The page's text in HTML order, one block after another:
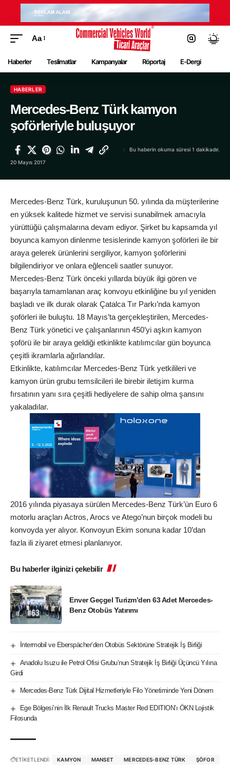
Aa
Haberler Teslimatlar Kampanyalar Röportaj E-Dergi
HABERLER
Mercedes-Benz Türk kamyon
şoförleriyle buluşuyor
20 Mayıs 2017
Bu haberin okuma süresi 1 dakikadır.
Mercedes-Benz Türk, kuruluşunun 50. yılında da müşterilerine
en yüksek kalitede hizmet ve servisi sunabilmek amacıyla
yürüttüğü çalışmalarına devam ediyor. Şirket bu kapsamda yıl
boyunca kamyon dinlenme tesislerinde kamyon şoförleri ile bir
araya gelerek ürünlerini sergiliyor, kamyon şoförlerini
bilgilendiriyor ve onlara eğlenceli saatler sunuyor.
Mercedes-Benz Türk önceki yıllarda büyük ilgi gören ve
başarıyla tamamlanan araç konvoyu etkinliğine bu yıl yeniden
başladı ve ilk durak olarak Çatalca Tır Parkı’nda kamyon
şoförleri ile buluştu. 18 Mayıs’ta gerçekleştirilen, Mercedes-
Benz Türk yönetici ve çalışanlarının 450’yi aşkın kamyon
şoförü ile bir araya geldiği etkinlikte katılımcılar gün boyunca
çeşitli ikramlarla ağırlandılar.
Etkinlikte, katılımcılar Mercedes-Benz Türk yetkilileri ve
kamyon ürün grubu temsilcileri ile birebir iletişim kurma
fırsatının yanı sıra çeşitli hediyelere de sahip olma şansını
yakaladılar.
2016 yılında piyasaya sürülen Mercedes-Benz Türk’ün Euro 6
motorlu araçları Actros, Arocs ve Atego’nun birçok modeli bu
konvoyda yer alıyor. Konvoyun Ekim sonuna kadar 10’dan
fazla ili ziyaret etmesi planlanıyor.
Bu haberler ilginizi çekebilir
Enver Geçgel Turizm’den 63 Adet Mercedes-
Benz Otobüs Yatırımı
İntermobil ve Eberspächer’den Otobüs Sektörüne Stratejik İş Birliği
Anadolu Isuzu ile Petrol Ofisi Grubu’nun Stratejik İş Birliği Üçüncü Yılına
Girdi
Mercedes-Benz Türk Dijital Hizmetleriyle Filo Yönetiminde Yeni Dönem
Ege Bölgesi’nin İlk Renault Trucks Master Red EDITION’ı ÖKN Lojistik
Filosunda
ETİKETLENDİ: KAMYON MANSET MERCEDES-BENZ TÜRK ŞÖFOR